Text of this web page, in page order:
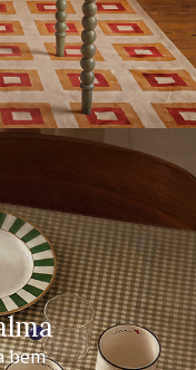
bem